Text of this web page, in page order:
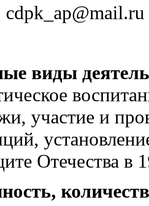
cdpk_ap@mail.ru
виды
участие и
Отечества в